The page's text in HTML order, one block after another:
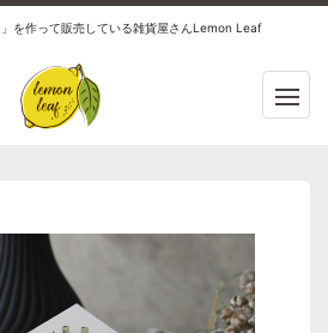
」を作って販売している雑貨屋さんLemon Leaf